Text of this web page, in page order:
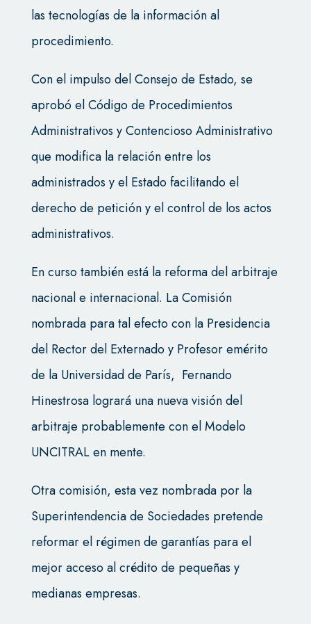
las tecnologías de la información al
procedimiento.
Con el impulso del Consejo de Estado, se
aprobó el Código de Procedimientos
Administrativos y Contencioso Administrativo
que modifica la relación entre los
administrados y el Estado facilitando el
derecho de petición y el control de los actos
administrativos.
En curso también está la reforma del arbitraje
nacional e internacional. La Comisión
nombrada para tal efecto con la Presidencia
del Rector del Externado y Profesor emérito
de la Universidad de París, Fernando
Hinestrosa logrará una nueva visión del
arbitraje probablemente con el Modelo
UNCITRAL en mente.
Otra comisión, esta vez nombrada por la
Superintendencia de Sociedades pretende
reformar el régimen de garantías para el
mejor acceso al crédito de pequeñas y
medianas empresas.